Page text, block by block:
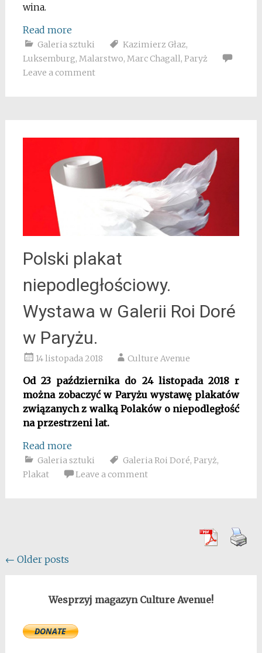
wina.
Read more
Galeria sztuki Kazimierz Głaz,
Luksemburg, Malarstwo, Marc Chagall, Paryż
Leave a comment
Polski plakat
niepodległościowy.
Wystawa w Galerii Roi Doré
w Paryżu.
14 listopada 2018 Culture Avenue
Od 23 października do 24 listopada 2018 r
można zobaczyć w Paryżu wystawę plakatów
związanych z walką Polaków o niepodległość
na przestrzeni lat.
Read more
Galeria sztuki Galeria Roi Doré, Paryż,
Plakat
Leave a comment
Posts
← Older posts
Wesprzyj magazyn Culture Avenue!